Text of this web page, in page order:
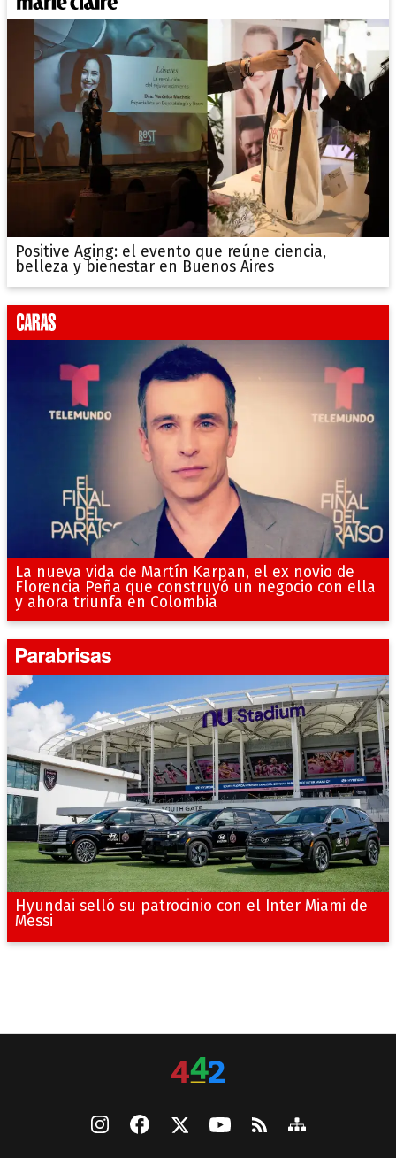
Positive Aging: el evento que reúne ciencia,
belleza y bienestar en Buenos Aires
La nueva vida de Martín Karpan, el ex novio de
Florencia Peña que construyó un negocio con ella
y ahora triunfa en Colombia
Hyundai selló su patrocinio con el Inter Miami de
Messi